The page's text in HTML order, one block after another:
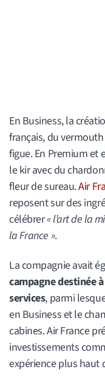
En Business, la
français, du
figue. En Premium et
le kir avec du
fleur de sureau.Air
reposent sur des
célébrer« l’art de la
la France ».
La compagnie avait
campagne destinée
services, parmi
en Business et le
cabines. Air France
investissements
expérience plus haut